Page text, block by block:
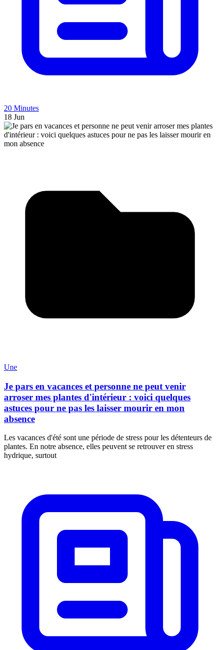
20 Minutes
18 Jun
Une
Je pars en vacances et personne ne peut venir
arroser mes plantes d'intérieur : voici quelques
astuces pour ne pas les laisser mourir en mon
absence
Les vacances d'été sont une période de stress pour les détenteurs de
plantes. En notre absence, elles peuvent se retrouver en stress
hydrique, surtout